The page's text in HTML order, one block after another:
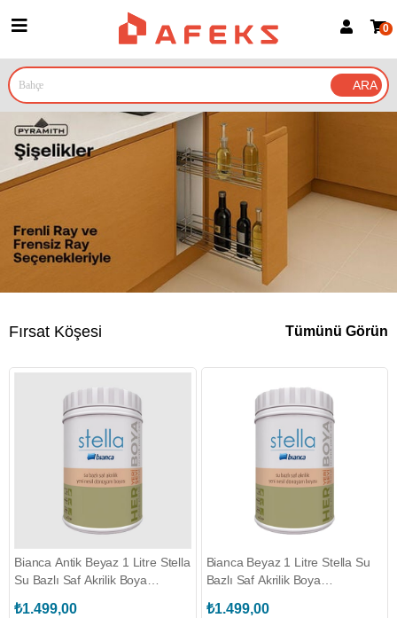
Google İle Bağlan
0
Fırsat Köşesi
Bianca Antik Beyaz 1 Litre Stella
Su Bazlı Saf Akrilik Boya
₺1.499,00
Bianca Beyaz 1 Litre Stella Su
Bazlı Saf Akrilik Boya
₺1.499,00
Tümünü Görün